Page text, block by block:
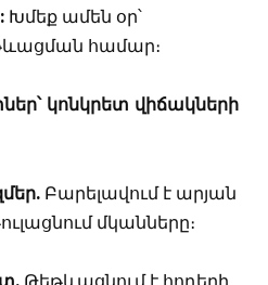
Խմեք ամեն օր՝
համար։
կոնկրետ վիճակների
Բարելավում է արյան
մկանները։